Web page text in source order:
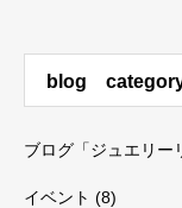
blog
ブログ「ジュエリー
イベント (8)